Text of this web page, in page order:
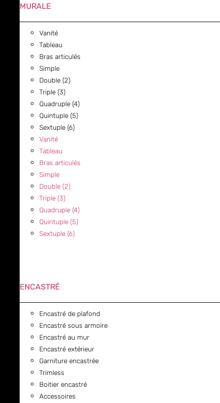
MURALE
Vanité
Tableau
Bras articulés
Simple
Double (2)
Triple (3)
Quadruple (4)
Quintuple (5)
Sextuple (6)
Vanité
Tableau
Bras articulés
Simple
Double (2)
Triple (3)
Quadruple (4)
Quintuple (5)
Sextuple (6)
ENCASTRÉ
Encastré de plafond
Encastré sous armoire
Encastré au mur
Encastré extérieur
Garniture encastrée
Trimless
Boitier encastré
Accessoires